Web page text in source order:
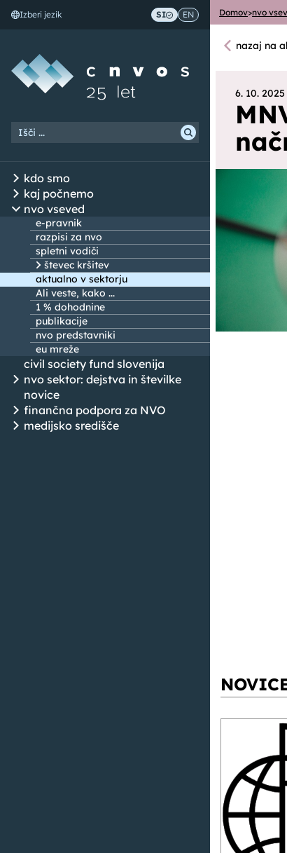
Skoči na vsebino
Izberi jezik SI EN
kdo smo
kaj počnemo
nvo vseved
e-pravnik
razpisi za nvo
spletni vodiči
števec kršitev
aktualno v sektorju
Ali veste, kako ...
1 % dohodnine
publikacije
nvo predstavniki
eu mreže
civil society fund slovenija
nvo sektor: dejstva in številke
novice
finančna podpora za NVO
medijsko središče
Domov>nvo
nazaj na
6. 10. 2025